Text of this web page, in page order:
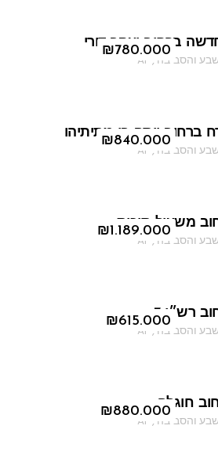
₪780.000
ברחוב יעקב דורי
והסביבה ,
AF
₪840.000
ברחוב יוסף בן מתיתיהו
והסביבה ,
AF
₪1.189.000
משעול סוכות
והסביבה ,
AF
₪615.000
רש״י 7
והסביבה ,
AF
₪880.000
חוגלה
והסביבה ,
AF